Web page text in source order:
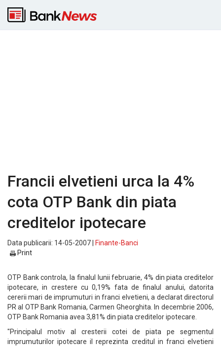
Francii elvetieni urca la 4%
cota OTP Bank din piata
creditelor ipotecare
Data publicarii: 14-05-2007 |
Finante-Banci
Print
OTP Bank controla, la finalul lunii februarie, 4% din piata creditelor
ipotecare, in crestere cu 0,19% fata de finalul anului, datorita
cererii mari de imprumuturi in franci elvetieni, a declarat directorul
PR al OTP Bank Romania, Carmen Gheorghita. In decembrie 2006,
OTP Bank Romania avea 3,81% din piata creditelor ipotecare.
"Principalul motiv al cresterii cotei de piata pe segmentul
imprumuturilor ipotecare il reprezinta creditul in franci elvetieni